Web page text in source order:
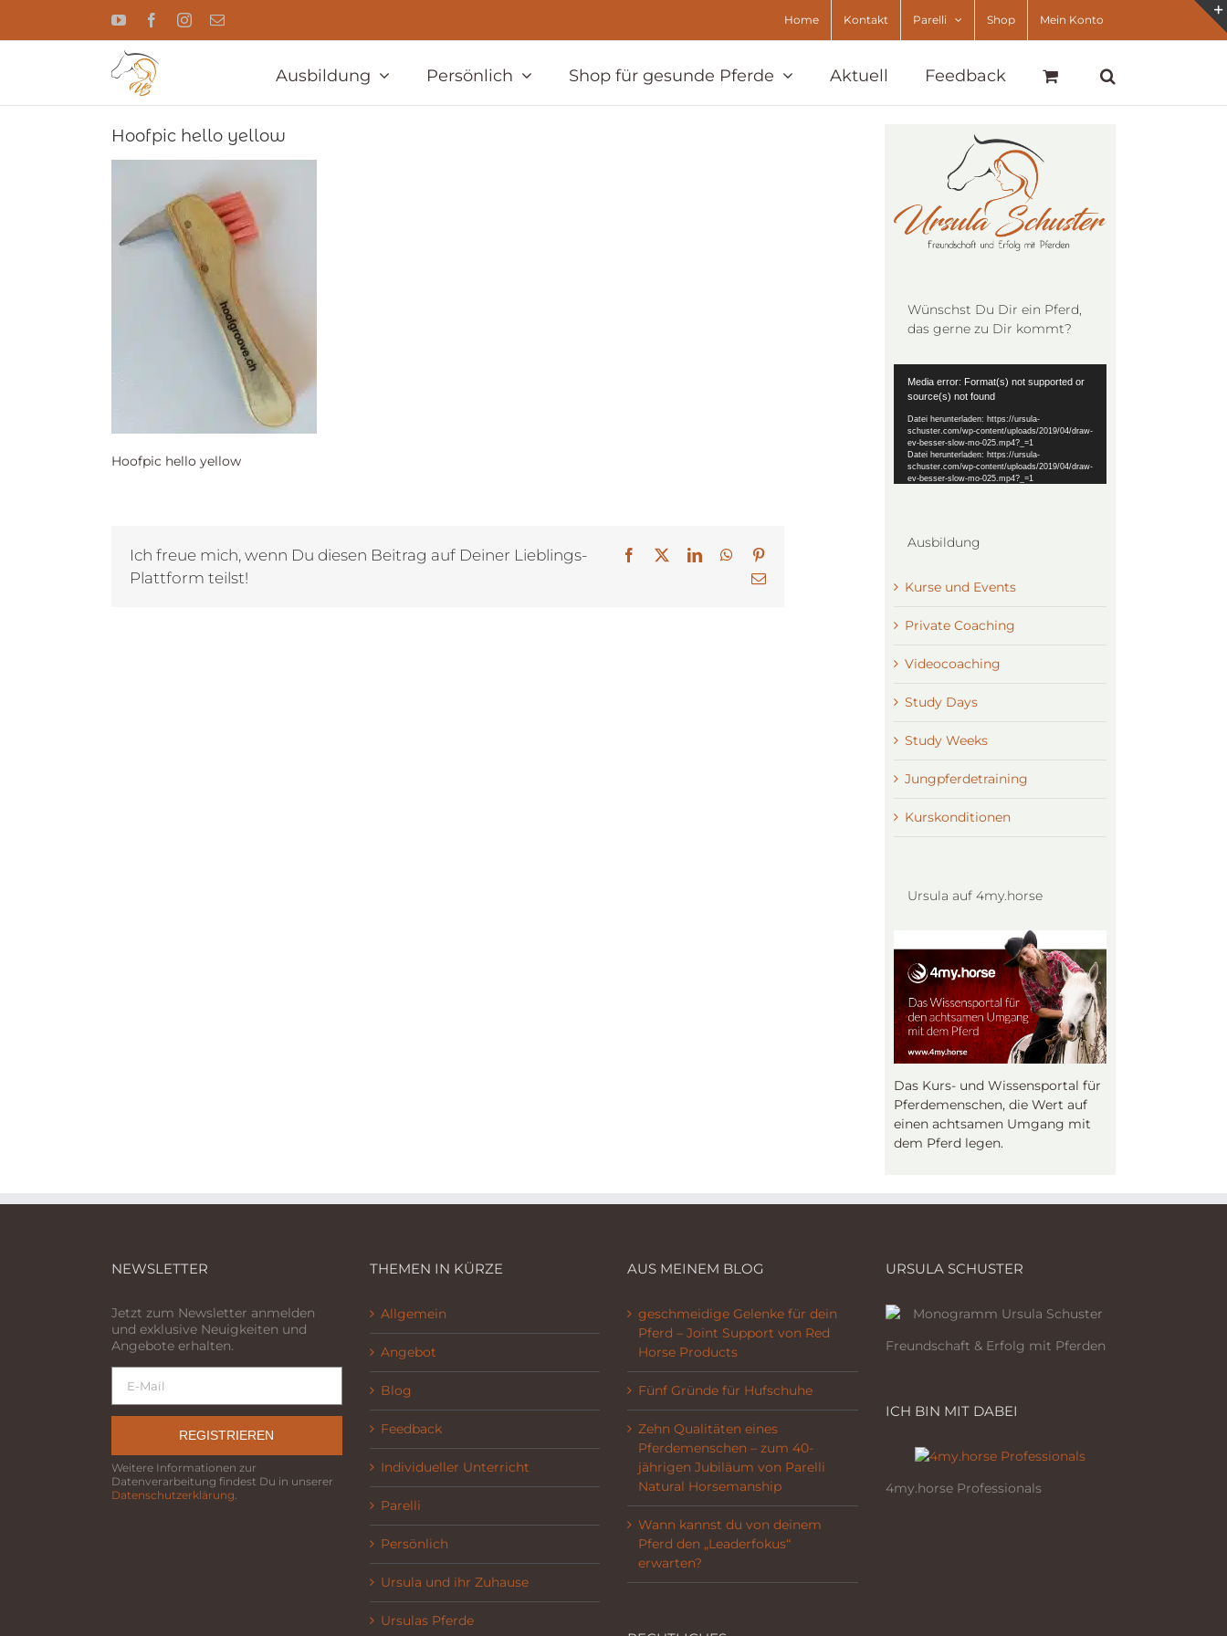
springen
YouTubeFacebookInstagram
E-
Home Kontakt Parelli Shop Mein Konto
Ausbildung Persönlich Shop für gesunde Pferde Aktuell Feedback
Hoofpic hello yellow
Hoofpic hello yellow
Ich freue mich, wenn Du diesen Beitrag auf Deiner Lieblings-
Plattform teilst!
Facebook LinkedInWhatsApp
E-
Wünschst Du Dir ein Pferd,
das gerne zu Dir kommt?
Player
Media error: Format(s) not supported or
source(s) not found
Datei herunterladen: https://ursula-
schuster.com/wp-content/uploads/2019/04/draw-
ev-besser-slow-mo-025.mp4?_=1
Datei herunterladen: https://ursula-
schuster.com/wp-content/uploads/2019/04/draw-
ev-besser-slow-mo-025.mp4?_=1
Ausbildung
Kurse und Events
Private Coaching
Videocoaching
Study Days
Study Weeks
Jungpferdetraining
Kurskonditionen
Ursula auf 4my.horse
Das Kurs- und Wissensportal für
Pferdemenschen, die Wert auf
einen achtsamen Umgang mit
dem Pferd legen.
NEWSLETTER
Jetzt zum Newsletter anmelden
und exklusive Neuigkeiten und
Angebote erhalten.
REGISTRIEREN
Weitere Informationen zur
Datenverarbeitung findest Du in unserer
Datenschutzerklärung
THEMEN IN KÜRZE
Allgemein
Angebot
Blog
Feedback
Individueller Unterricht
Parelli
Persönlich
Ursula und ihr Zuhause
Ursulas Pferde
AUS MEINEM BLOG
geschmeidige Gelenke für dein
Pferd – Joint Support von Red
Horse Products
Fünf Gründe für Hufschuhe
Zehn Qualitäten eines
Pferdemenschen – zum 40-
jährigen Jubiläum von Parelli
Natural Horsemanship
Wann kannst du von deinem
Pferd den „Leaderfokus“
erwarten?
URSULA SCHUSTER
Freundschaft & Erfolg mit Pferden
ICH BIN MIT DABEI
4my.horse Professionals